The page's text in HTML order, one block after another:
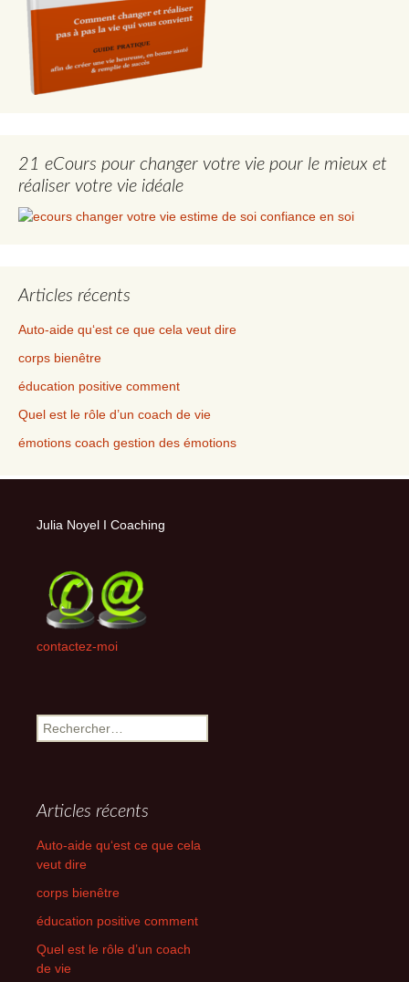
21 eCours pour changer votre vie pour le mieux et
réaliser votre vie idéale
Articles récents
Auto-aide qu‘est ce que cela veut dire
corps bienêtre
éducation positive comment
Quel est le rôle d’un coach de vie
émotions coach gestion des émotions
Julia Noyel I Coaching
contactez-moi
Rechercher :
Articles récents
Auto-aide qu‘est ce que cela
veut dire
corps bienêtre
éducation positive comment
Quel est le rôle d’un coach
de vie